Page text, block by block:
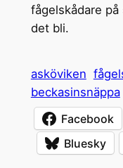
fågelskådare
det bli.
asköviken
beckasinsnäppa
Facebook
Bluesky